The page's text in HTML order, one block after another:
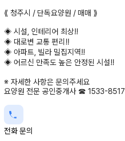
⟪ 청주시 / 단독요양원 / 매매 ⟫
◈ 시설, 인테리어 최상!!
◈ 대로변 교통 편리!!
◈ 아파트, 빌라 밀집지역!!
◈ 어르신 만족도 높은 안정된 시설!!
※ 자세한 사항은 문의주세요
요양원 전문 공인중개사 ☎ 1533-8517
전화 문의